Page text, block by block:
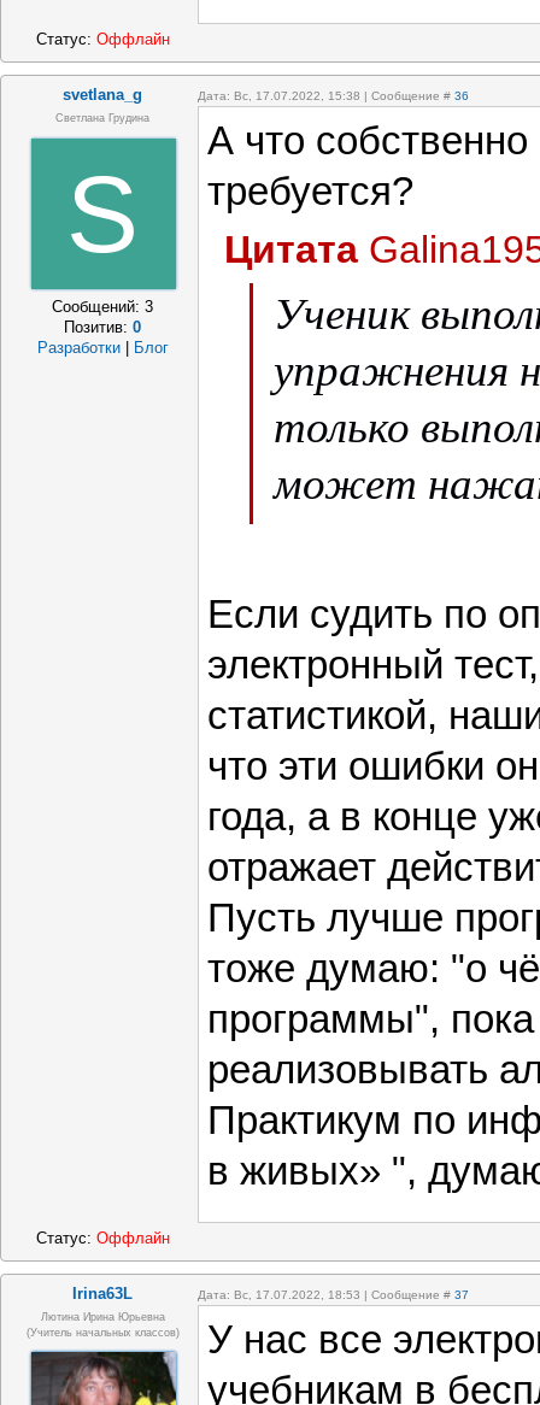
Статус: Оффлайн
svetlana_g Дата: Вс, 17.07.2022, 15:38 | Сообщение # 36
Светлана Грудина
S
Сообщений:3
Позитив:0
Разработки
Блог
А что собственно
требуется?
Цитата
Ученик
упражнения
только
может
компьютер
правильно
еще и
этом
ученик
ответил
упражнения
выполнил,
же считает
Если судить по
электронный
статистикой,
что эти ошибки
года, а в конце
отражает
Пусть лучше
тоже думаю: "о
программы",
реализовывать
Практикум по
в живых» ",
Статус: Оффлайн
Irina63L Дата: Вс, 17.07.2022, 18:53 | Сообщение # 37
Лютина Ирина Юрьевна
(Учитель начальных классов)
У нас все
учебникам в